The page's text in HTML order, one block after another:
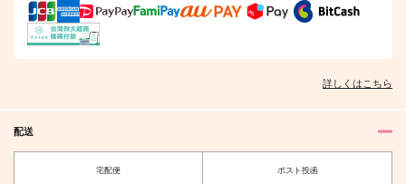
詳しくはこちら
配送
宅配便 ポスト投函